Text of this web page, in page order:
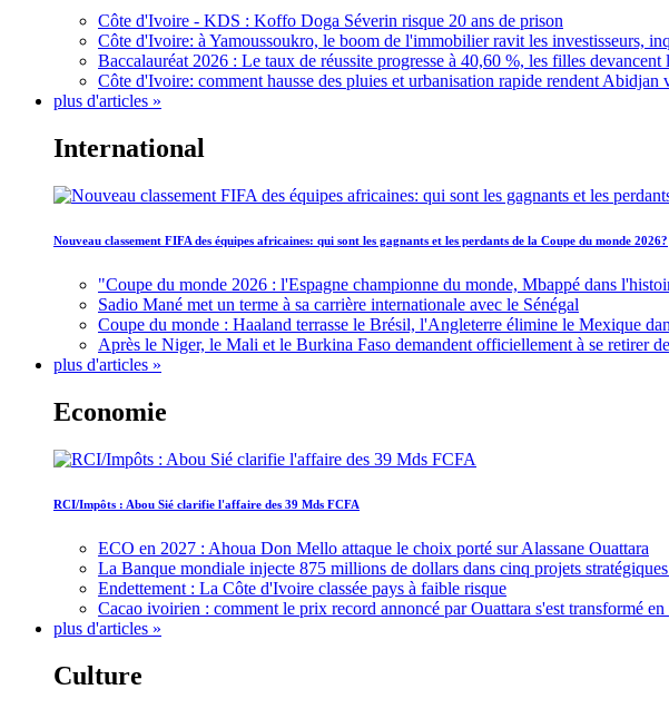
Côte d'Ivoire - KDS : Koffo Doga Séverin risque 20 ans de prison
Côte d'Ivoire: à Yamoussoukro, le boom de l'immobilier ravit les investisseurs,
Baccalauréat 2026 : Le taux de réussite progresse à 40,60 %, les filles devancent
Côte d'Ivoire: comment hausse des pluies et urbanisation rapide rendent Abidjan
plus d'articles »
International
Nouveau classement FIFA des équipes africaines: qui sont les gagnants et les perdants de la Coupe du monde 2026?
"Coupe du monde 2026 : l'Espagne championne du monde, Mbappé dans
Sadio Mané met un terme à sa carrière internationale avec le Sénégal
Coupe du monde : Haaland terrasse le Brésil, l'Angleterre élimine le Mexique
Après le Niger, le Mali et le Burkina Faso demandent officiellement à se retirer
plus d'articles »
Economie
RCI/Impôts : Abou Sié clarifie l'affaire des 39 Mds FCFA
ECO en 2027 : Ahoua Don Mello attaque le choix porté sur Alassane Ouattara
La Banque mondiale injecte 875 millions de dollars dans cinq projets
Endettement : La Côte d'Ivoire classée pays à faible risque
Cacao ivoirien : comment le prix record annoncé par Ouattara s'est transformé
plus d'articles »
Culture